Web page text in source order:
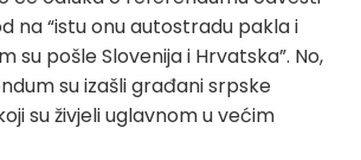
na “istu onu autostradu pakla i
su pošle Slovenija i Hrvatska”. No,
su izašli građani srpske
su živjeli uglavnom u većim